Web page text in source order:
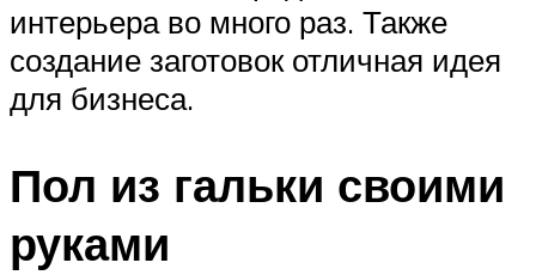
интерьера во много раз. Также
создание заготовок отличная идея
для бизнеса.
Пол из гальки своими
руками